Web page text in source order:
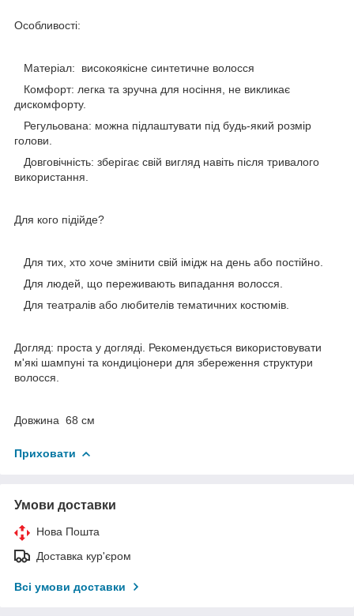
Особливості:
Матеріал: високоякісне синтетичне волосся
Комфорт: легка та зручна для носіння, не викликає
дискомфорту.
Регульована: можна підлаштувати під будь-який розмір
голови.
Довговічність: зберігає свій вигляд навіть після тривалого
використання.
Для кого підійде?
Для тих, хто хоче змінити свій імідж на день або постійно.
Для людей, що переживають випадання волосся.
Для театралів або любителів тематичних костюмів.
Догляд: проста у догляді. Рекомендується використовувати
м'які шампуні та кондиціонери для збереження структури
волосся.
Довжина 68 см
Приховати
Умови доставки
Нова Пошта
Доставка кур'єром
Всі умови доставки